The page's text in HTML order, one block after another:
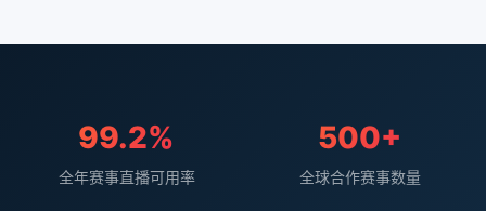
99.2%
全年赛事直播可用率
500+
全球合作赛事数量